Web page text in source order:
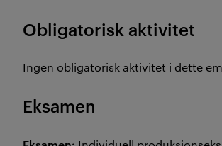
Obligatorisk aktivitet
Ingen obligatorisk aktivitet i dette
Eksamen